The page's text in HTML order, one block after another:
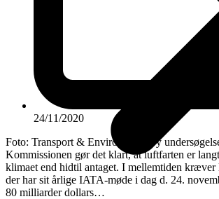
24/11/2020
Foto: Transport & Environment Ny
Kommissionen gør det klart, at luftfarten er
klimaet end hidtil antaget. I mellemtiden kræver
der har sit årlige IATA-møde i dag d. 24.
80 milliarder dollars…